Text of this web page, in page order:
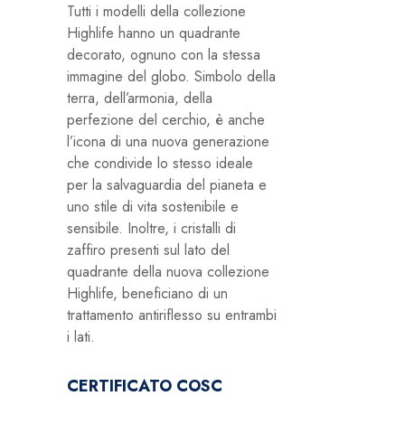
Tutti i modelli della collezione
Highlife hanno un quadrante
decorato, ognuno con la stessa
immagine del globo. Simbolo della
terra, dell’armonia, della
perfezione del cerchio, è anche
l’icona di una nuova generazione
che condivide lo stesso ideale
per la salvaguardia del pianeta e
uno stile di vita sostenibile e
sensibile. Inoltre, i cristalli di
zaffiro presenti sul lato del
quadrante della nuova collezione
Highlife, beneficiano di un
trattamento antiriflesso su entrambi
i lati.
CERTIFICATO COSC